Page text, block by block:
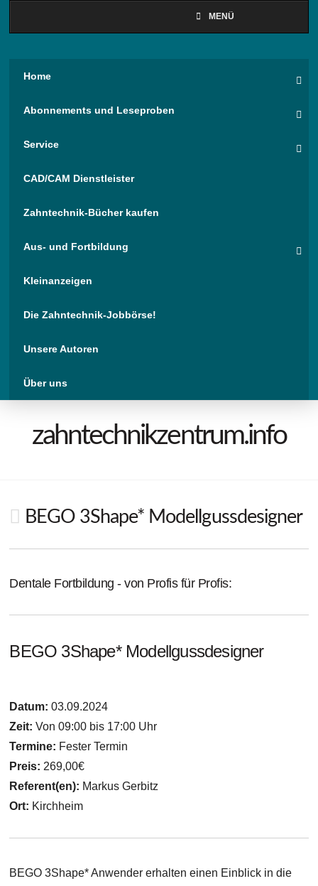
MENÜ
Home
Abonnements und Leseproben
Service
CAD/CAM Dienstleister
Zahntechnik-Bücher kaufen
Aus- und Fortbildung
Kleinanzeigen
Die Zahntechnik-Jobbörse!
Unsere Autoren
Über uns
zahntechnikzentrum.info
BEGO 3Shape* Modellgussdesigner
Dentale Fortbildung - von Profis für Profis:
BEGO 3Shape* Modellgussdesigner
Datum:03.09.2024
Zeit: Von 09:00 bis 17:00 Uhr
Termine: Fester Termin
Preis: 269,00€
Referent(en): Markus Gerbitz
Ort: Kirchheim
BEGO 3Shape* Anwender erhalten einen Einblick in die